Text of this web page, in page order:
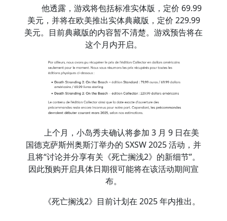
他透露，游戏将包括标准实体版，定价 69.99
美元，并将在欧美推出实体典藏版，定价 229.99
美元。目前典藏版的内容暂不清楚。游戏预告将在
这个月内开启。
上个月，小岛秀夫确认将参加 3 月 9 日在美
国德克萨斯州奥斯汀举办的 SXSW 2025 活动，并
且将“讨论并分享有关《死亡搁浅2》的新细节”。
因此预购开启具体日期很可能将在该活动期间宣
布。
《死亡搁浅2》目前计划在 2025 年内推出。